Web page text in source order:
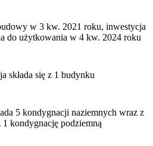
w 3 kw. 2021 roku, inwestycja
do użytkowania w 4 kw. 2024 roku
składa się z 1 budynku
5 kondygnacji naziemnych wraz z
1 kondygnację podziemną